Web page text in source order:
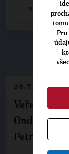
28.7.2026
Veřejné
Ondřej
Petrem
DETAIL
Pro